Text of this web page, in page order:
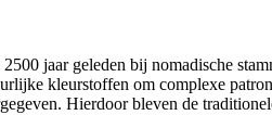
jaar geleden bij nomadische
kleurstoffen om complexe
Hierdoor bleven de